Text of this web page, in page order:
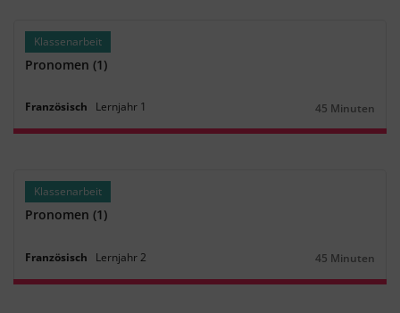
Klassenarbeit
Pronomen (1)
Französisch Lernjahr 1
Dauer:
45 Minuten
Klassenarbeit
Pronomen (1)
Französisch Lernjahr2
Dauer:
45 Minuten